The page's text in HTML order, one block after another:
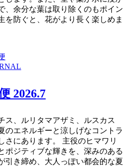
、余分な葉は取り除くのもポイン
を防ぐと、花がより長く楽しめま
2026.7
ス、ルリタマアザミ、ルスカス
のエネルギーと涼しげなコントラ
さにあります。 主役のヒマワリ
ポジティブな輝きを、深みのある
引き締め、大人っぽい都会的な夏